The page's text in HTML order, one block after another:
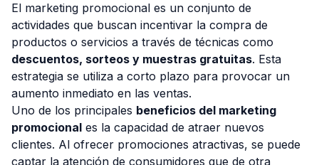
El marketing promocional es un conjunto de
actividades que buscan incentivar la compra de
productos o servicios a través de técnicas como
descuentos, sorteos y muestras gratuitas. Esta
estrategia se utiliza a corto plazo para provocar un
aumento inmediato en las ventas.
Uno de los principales beneficios del marketing
promocional es la capacidad de atraer nuevos
clientes. Al ofrecer promociones atractivas, se puede
captar la atención de consumidores que de otra